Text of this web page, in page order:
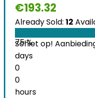
€193.32
Already Sold: 12
75 %
Schiet op!
days
0
0
hours